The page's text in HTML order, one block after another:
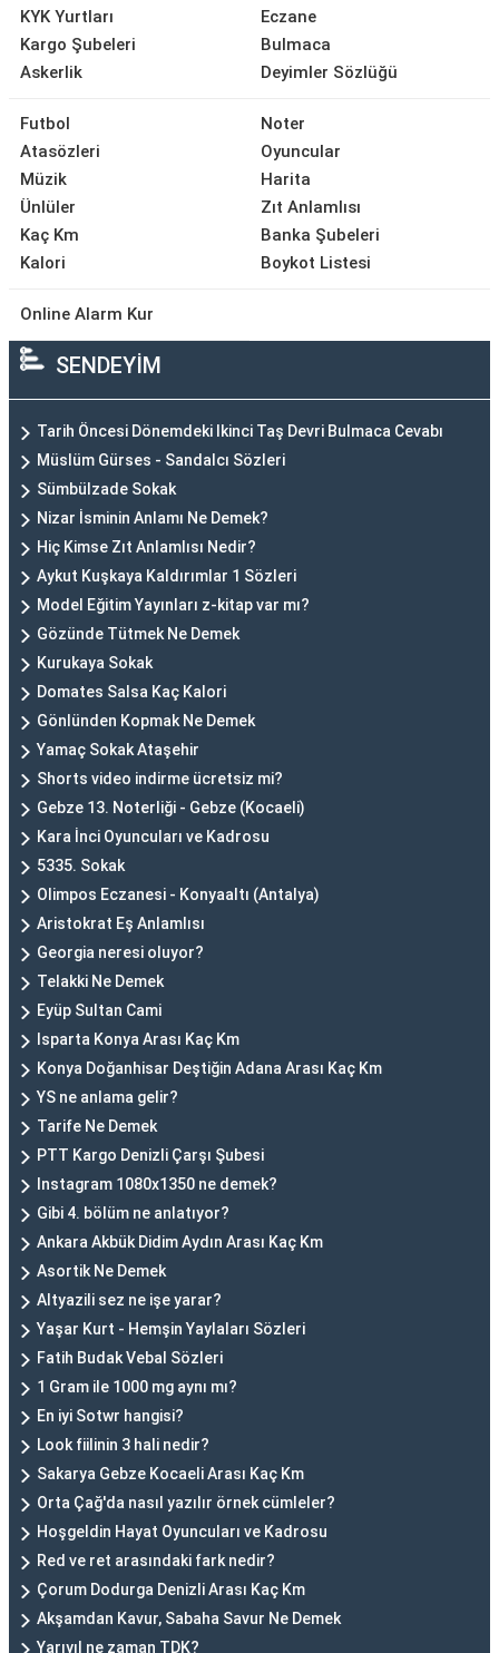
KYK Yurtları
Kargo Şubeleri
Askerlik
Eczane
Bulmaca
Deyimler Sözlüğü
Futbol
Atasözleri
Müzik
Ünlüler
Kaç Km
Kalori
Noter
Oyuncular
Harita
Zıt Anlamlısı
Banka Şubeleri
Boykot Listesi
Online Alarm Kur
SENDEYİM
Tarih Öncesi Dönemdeki Ikinci Taş Devri Bulmaca Cevabı
Müslüm Gürses - Sandalcı Sözleri
Sümbülzade Sokak
Nizar İsminin Anlamı Ne Demek?
Hiç Kimse Zıt Anlamlısı Nedir?
Aykut Kuşkaya Kaldırımlar 1 Sözleri
Model Eğitim Yayınları z-kitap var mı?
Gözünde Tütmek Ne Demek
Kurukaya Sokak
Domates Salsa Kaç Kalori
Gönlünden Kopmak Ne Demek
Yamaç Sokak Ataşehir
Shorts video indirme ücretsiz mi?
Gebze 13. Noterliği - Gebze (Kocaeli)
Kara İnci Oyuncuları ve Kadrosu
5335. Sokak
Olimpos Eczanesi - Konyaaltı (Antalya)
Aristokrat Eş Anlamlısı
Georgia neresi oluyor?
Telakki Ne Demek
Eyüp Sultan Cami
Isparta Konya Arası Kaç Km
Konya Doğanhisar Deştiğin Adana Arası Kaç Km
YS ne anlama gelir?
Tarife Ne Demek
PTT Kargo Denizli Çarşı Şubesi
Instagram 1080x1350 ne demek?
Gibi 4. bölüm ne anlatıyor?
Ankara Akbük Didim Aydın Arası Kaç Km
Asortik Ne Demek
Altyazili sez ne işe yarar?
Yaşar Kurt - Hemşin Yaylaları Sözleri
Fatih Budak Vebal Sözleri
1 Gram ile 1000 mg aynı mı?
En iyi Sotwr hangisi?
Look fiilinin 3 hali nedir?
Sakarya Gebze Kocaeli Arası Kaç Km
Orta Çağ'da nasıl yazılır örnek cümleler?
Hoşgeldin Hayat Oyuncuları ve Kadrosu
Red ve ret arasındaki fark nedir?
Çorum Dodurga Denizli Arası Kaç Km
Akşamdan Kavur, Sabaha Savur Ne Demek
Yarıyıl ne zaman TDK?